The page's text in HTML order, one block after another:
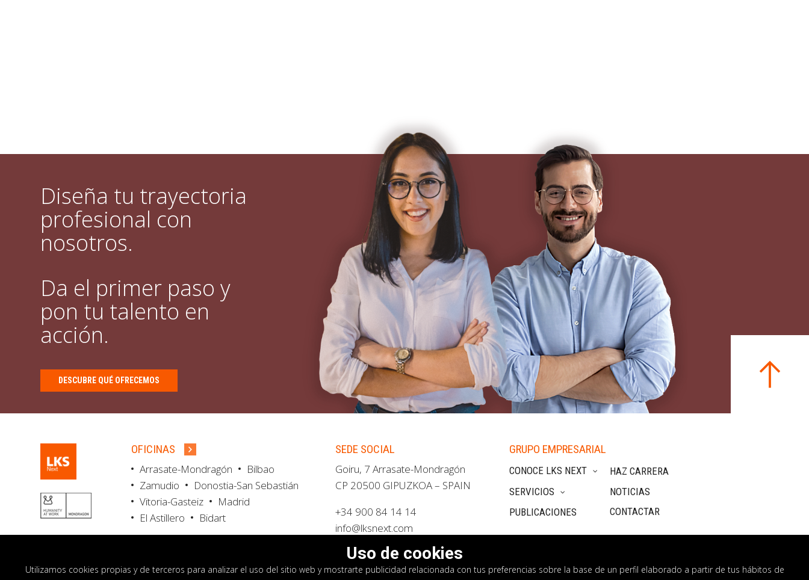
Diseña tu trayectoria
profesional con
nosotros.
Da el primer paso y
pon tu talento en
acción.
DESCUBRE QUÉ OFRECEMOS
OFICINAS
Arrasate-Mondragón
Bilbao
Zamudio
Donostia-San Sebastián
Vitoria-Gasteiz
Madrid
El Astillero
Bidart
SEDE SOCIAL
Goiru, 7 Arrasate-Mondragón
CP 20500 GIPUZKOA – SPAIN
+34 900 84 14 14
info@lksnext.com
GRUPO EMPRESARIAL
CONOCE LKS NEXT
SERVICIOS
PUBLICACIONES
HAZ CARRERA
NOTICIAS
CONTACTAR
Uso de cookies
Utilizamos cookies propias y de terceros para analizar el uso del sitio web y mostrarte publicidad relacionada con tus preferencias sobre la base de un perfil elaborado a partir de tus hábitos de